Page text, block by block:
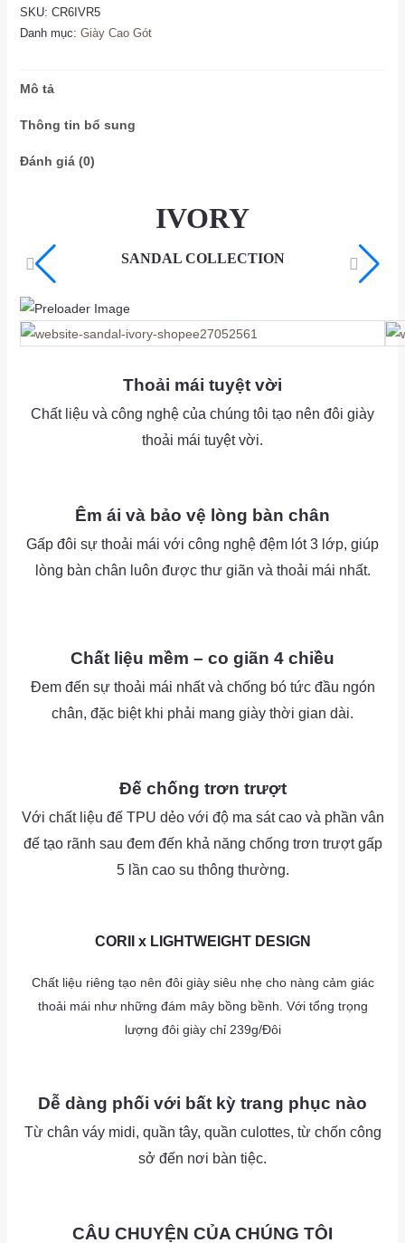
SKU: CR6IVR5
Danh mục: Giày Cao Gót
Mô tả
Thông tin bổ sung
Đánh giá (0)
IVORY
SANDAL COLLECTION
Thoải mái tuyệt vời
Chất liệu và công nghệ của chúng tôi tạo nên đôi giày
thoải mái tuyệt vời.
Êm ái và bảo vệ lòng bàn chân
Gấp đôi sự thoải mái với công nghệ đệm lót 3 lớp, giúp
lòng bàn chân luôn được thư giãn và thoải mái nhất.
Chất liệu mềm – co giãn 4 chiều
Đem đến sự thoải mái nhất và chống bó tức đầu ngón
chân, đặc biệt khi phải mang giày thời gian dài.
Đế chống trơn trượt
Với chất liệu đế TPU dẻo với độ ma sát cao và phần vân
đế tạo rãnh sau đem đến khả năng chống trơn trượt gấp
5 lần cao su thông thường.
CORII x LIGHTWEIGHT DESIGN
Chất liệu riêng tạo nên đôi giày siêu nhẹ cho nàng cảm giác
thoải mái như những đám mây bồng bềnh. Với tổng trọng
lượng đôi giày chỉ 239g/Đôi
Dễ dàng phối với bất kỳ trang phục nào
Từ chân váy midi, quần tây, quần culottes, từ chốn công
sở đến nơi bàn tiệc.
CÂU CHUYỆN CỦA CHÚNG TÔI